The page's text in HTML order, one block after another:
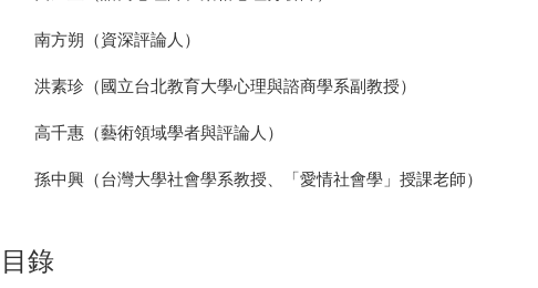
南方朔（資深評論人）
洪素珍（國立台北教育大學心理與諮商學系副教授）
高千惠（藝術領域學者與評論人）
孫中興（台灣大學社會學系教授、「愛情社會學」授課老師）
目錄